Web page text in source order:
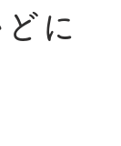
に